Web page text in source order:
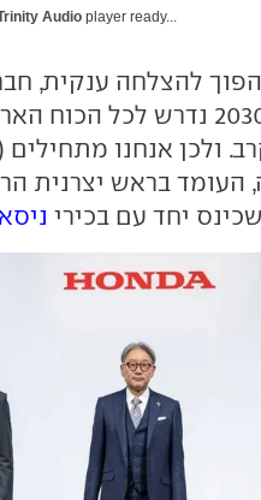
Audio player ready...
להצלחה ענקית,
התחבורה. (שכן) ב-2030 נדרש לכל
ולכן אנחנו מתחילים
העומד בראש יצרנית
יחד עם בכירי